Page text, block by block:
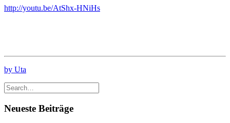
http://youtu.be/AtShx-HNiHs
by Uta
Neueste Beiträge